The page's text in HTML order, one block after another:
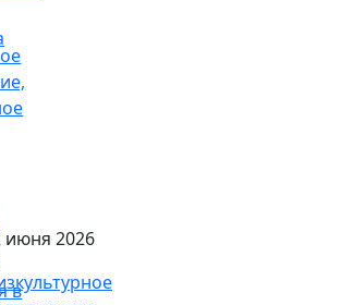
июня 2026